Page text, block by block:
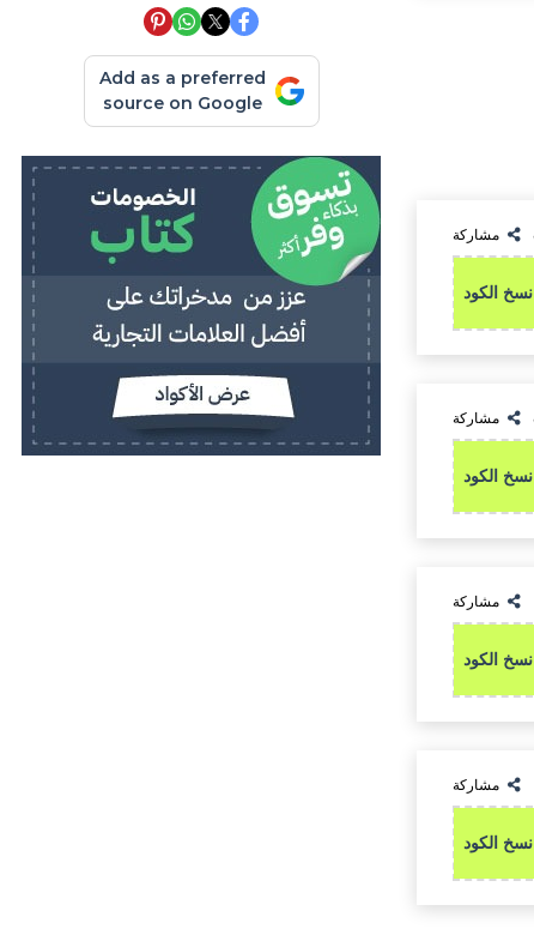
مشاركة
نسخ الكود
مشاركة
نسخ الكود
مشاركة
نسخ الكود
مشاركة
نسخ الكود
Add as a preferred
source on Google